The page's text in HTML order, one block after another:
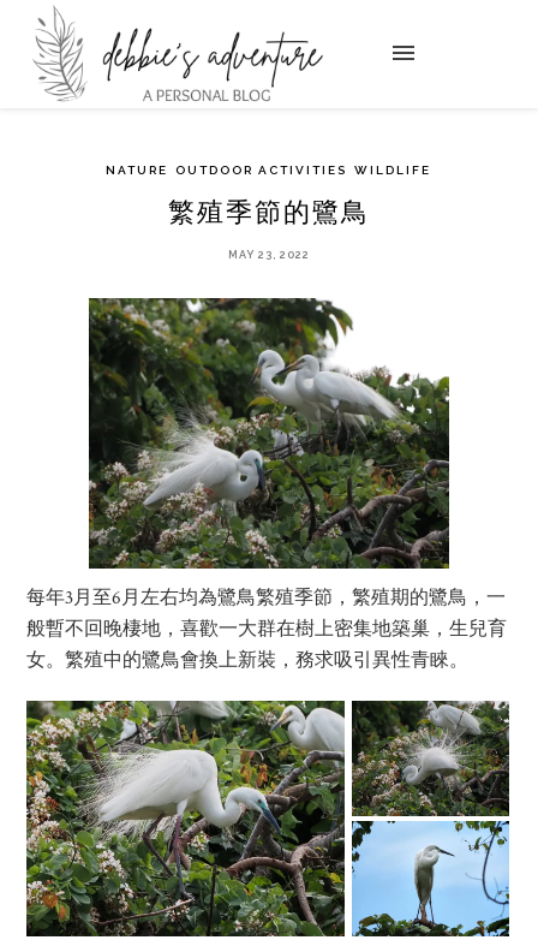
NATURE OUTDOOR ACTIVITIES WILDLIFE
繁殖季節的鷺鳥
MAY 23, 2022
每年3月至6月左右均為鷺鳥繁殖季節，繁殖期的鷺鳥，一
般暫不回晚棲地，喜歡一大群在樹上密集地築巢，生兒育
女。繁殖中的鷺鳥會換上新裝，務求吸引異性青睞。